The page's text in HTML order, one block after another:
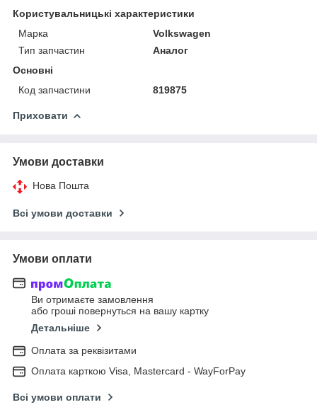
Користувальницькі характеристики
Марка
Volkswagen
Тип запчастин
Аналог
Основні
Код запчастини
819875
Приховати
Умови доставки
Нова Пошта
Всі умови доставки
Умови оплати
Ви отримаєте замовлення
або гроші повернуться на вашу картку
Детальніше
Оплата за реквізитами
Оплата карткою Visa, Mastercard - WayForPay
Всі умови оплати